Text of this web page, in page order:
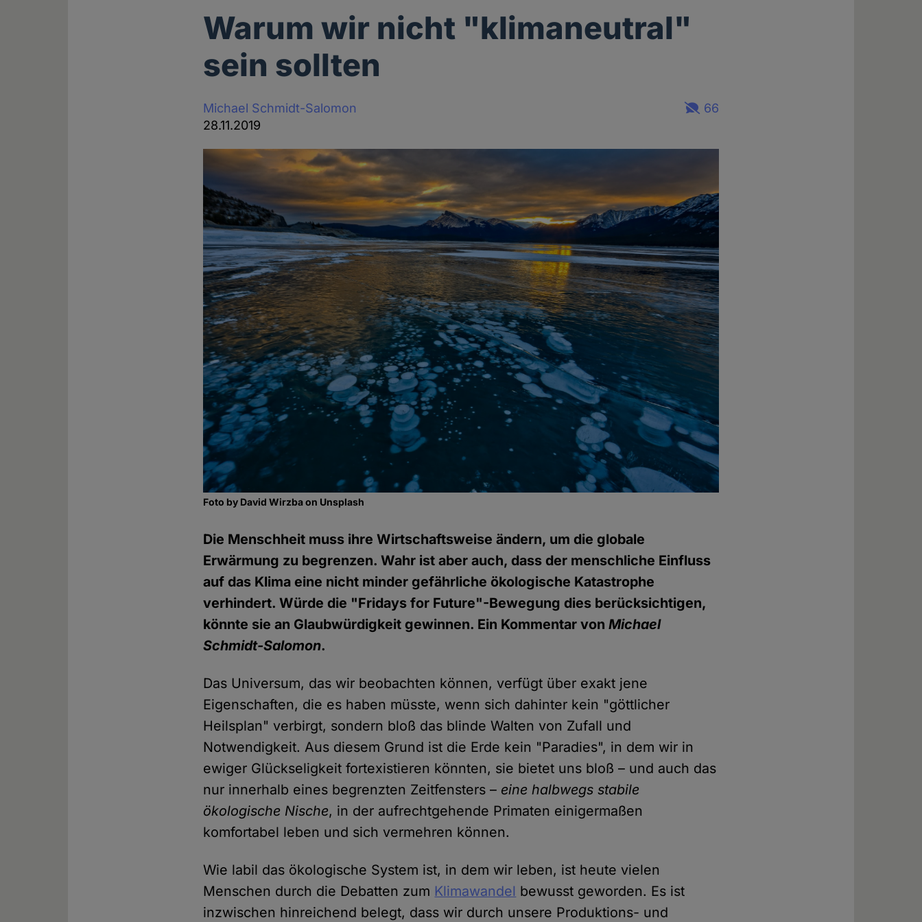
Warum wir nicht "klimaneutral"
sein sollten
Michael Schmidt-Salomon
28.11.2019
66
Foto by David Wirzba on Unsplash
Die Menschheit muss ihre Wirtschaftsweise ändern, um die globale
Erwärmung zu begrenzen. Wahr ist aber auch, dass der menschliche Einfluss
auf das Klima eine nicht minder gefährliche ökologische Katastrophe
verhindert. Würde die "Fridays for Future"-Bewegung dies berücksichtigen,
könnte sie an Glaubwürdigkeit gewinnen. Ein Kommentar vonMichael
Schmidt-Salomon.
Das Universum, das wir beobachten können, verfügt über exakt jene
Eigenschaften, die es haben müsste, wenn sich dahinter kein "göttlicher
Heilsplan" verbirgt, sondern bloß das blinde Walten von Zufall und
Notwendigkeit. Aus diesem Grund ist die Erde kein "Paradies", in dem wir in
ewiger Glückseligkeit fortexistieren könnten, sie bietet uns bloß – und auch das
nur innerhalb eines begrenzten Zeitfensters – eine halbwegs stabile
ökologische Nische, in der aufrechtgehende Primaten einigermaßen
komfortabel leben und sich vermehren können.
Wie labil das ökologische System ist, in dem wir leben, ist heute vielen
Menschen durch die Debatten zum Klimawandel bewusst geworden. Es ist
inzwischen hinreichend belegt, dass wir durch unsere Produktions- und